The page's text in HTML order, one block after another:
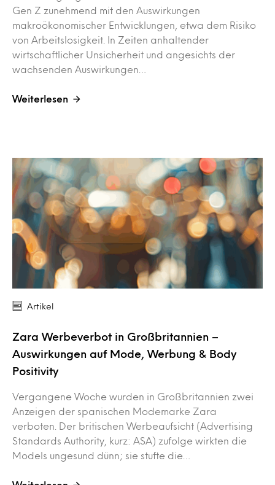
Gen Z zunehmend mit den Auswirkungen
makroökonomischer Entwicklungen, etwa dem Risiko
von Arbeitslosigkeit. In Zeiten anhaltender
wirtschaftlicher Unsicherheit und angesichts der
wachsenden Auswirkungen…
Weiterlesen
Artikel
Zara Werbeverbot in Großbritannien –
Auswirkungen auf Mode, Werbung & Body
Positivity
Vergangene Woche wurden in Großbritannien zwei
Anzeigen der spanischen Modemarke Zara
verboten. Der britischen Werbeaufsicht (Advertising
Standards Authority, kurz: ASA) zufolge wirkten die
Models ungesund dünn; sie stufte die…